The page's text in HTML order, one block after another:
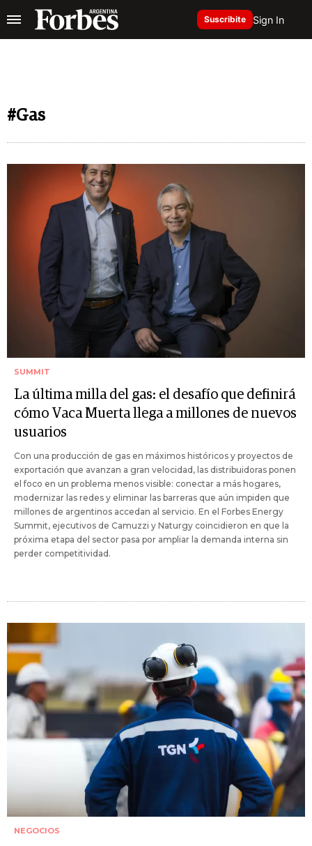
Suscribite Sign In
#Gas
SUMMIT
La última milla del gas: el desafío que definirá
cómo Vaca Muerta llega a millones de nuevos
usuarios
Con una producción de gas en máximos históricos y proyectos de
exportación que avanzan a gran velocidad, las distribuidoras ponen
el foco en un problema menos visible: conectar a más hogares,
modernizar las redes y eliminar las barreras que aún impiden que
millones de argentinos accedan al servicio. En el Forbes Energy
Summit, ejecutivos de Camuzzi y Naturgy coincidieron en que la
próxima etapa del sector pasa por ampliar la demanda interna sin
perder competitividad.
NEGOCIOS